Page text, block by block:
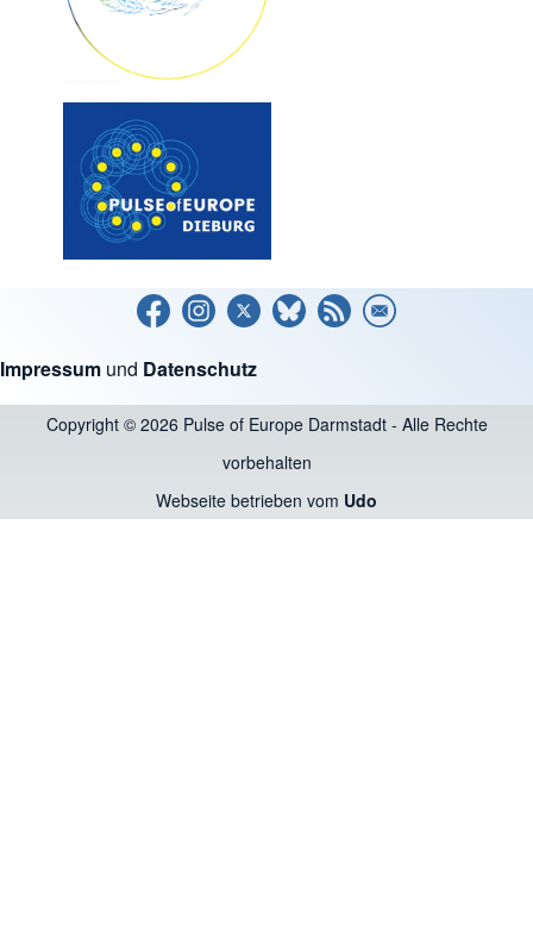
Impressum und Datenschutz
Copyright © 2026 Pulse of Europe Darmstadt - Alle Rechte
vorbehalten
Webseite betrieben vom Udo